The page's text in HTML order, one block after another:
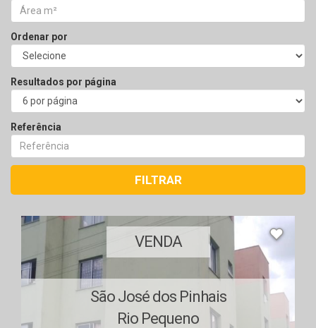
Ordenar por
Resultados por página
Referência
VENDA
São José dos Pinhais
Rio Pequeno